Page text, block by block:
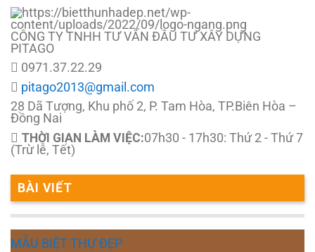
CÔNG TY TNHH TƯ VẤN ĐẦU TƯ XÂY DỰNG
PITAGO
0971.37.22.29
pitago2013@gmail.com
28 Dã Tượng, Khu phố 2, P. Tam Hòa, TP.Biên Hòa –
Đồng Nai
THỜI GIAN LÀM VIỆC:07h30 - 17h30: Thứ 2 - Thứ 7
(Trừ lễ, Tết)
BÀI VIẾT
MẪU BIỆT THỰ ĐẸP